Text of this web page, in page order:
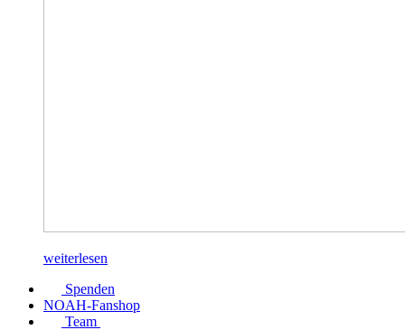
weiterlesen
Spenden
NOAH-Fanshop
Team